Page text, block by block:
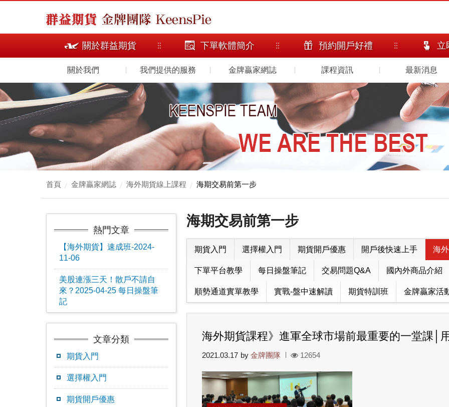
關於群益期貨 下單軟體簡介 預約開戶好禮 立
關於我們 我們提供的服務 金牌贏家網誌 課程資訊 最新消息
首頁 金牌贏家網誌 海外期貨線上課程 海期交易前第一步
熱門文章
【海外期貨】速成班-2024-
11-06
美股連漲三天！散戶不請自
來？2025-04-25 每日操盤筆
記
文章分類
期貨入門
選擇權入門
期貨開戶優惠
海期交易前第一步
期貨入門 選擇權入門 期貨開戶優惠 開戶後快速上手 海
下單平台教學 每日操盤筆記 交易問題Q&A 國內外商品介紹
順勢通道實單教學 實戰-盤中速解讀 期貨特訓班 金牌贏家活
海外期貨課程》進軍全球市場前最重要的一堂課│
2021.03.17 by 金牌團隊 12654